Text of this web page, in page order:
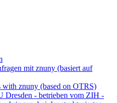
mit znuny (basiert auf
with znuny (based on OTRS)
Dresden - betrieben vom ZIH -